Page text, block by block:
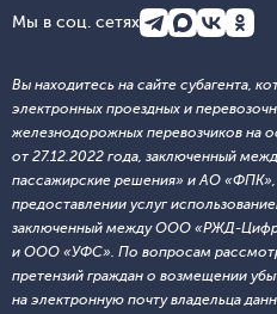
Мы в соц. сетях
Вы находитесь на сайте субагента,
электронных проездных и
железнодорожных перевозчиков на
от 27.12.2022 года, заключенный
пассажирские решения» и АО
предоставлении услуг
заключенный между ООО «РЖД-
и ООО «УФС». По вопросам
претензий граждан о возмещении
на электронную почту владельца